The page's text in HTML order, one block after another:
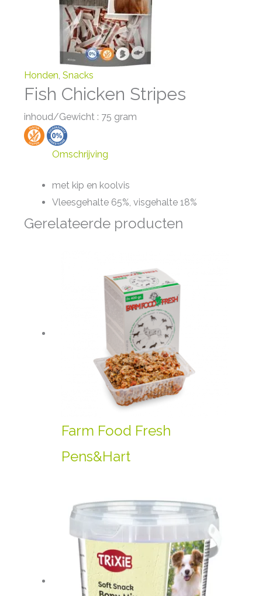
Honden Snacks
Fish Chicken Stripes
inhoud/Gewicht : 75 gram
Omschrijving
met kip en koolvis
Vleesgehalte 65%, visgehalte 18%
Gerelateerde producten
Farm Food Fresh
Pens&Hart